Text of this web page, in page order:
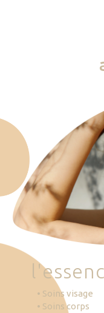
Soins
Je veux faire un
Plan d’accès
Prendre RDV
'essenc
• Soins visage
• Soins corps